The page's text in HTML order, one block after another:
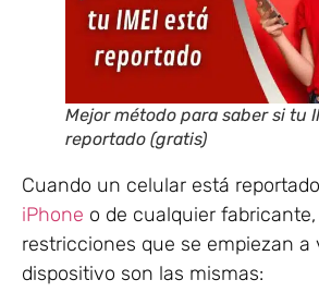
Mejor método para saber si tu
reportado (gratis)
Cuando un celular está
iPhone o de cualquier
restricciones que se empiezan a
dispositivo son las mismas: